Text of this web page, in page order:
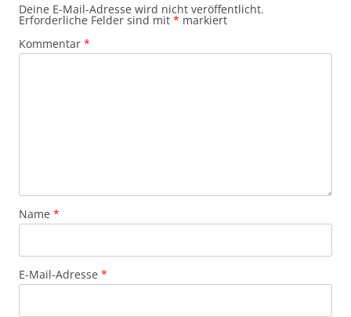
Deine E-Mail-Adresse wird nicht veröffentlicht.
Erforderliche Felder sind mit * markiert
Kommentar *
Name *
E-Mail-Adresse *